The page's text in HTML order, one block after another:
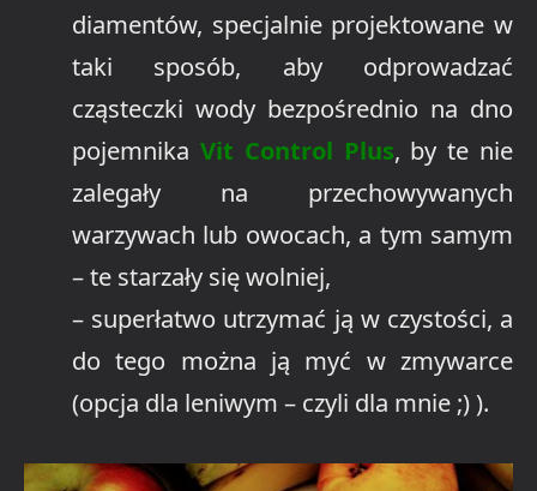
diamentów, specjalnie projektowane w
taki sposób, aby odprowadzać
cząsteczki wody bezpośrednio na dno
pojemnika Vit Control Plus, by te nie
zalegały na przechowywanych
warzywach lub owocach, a tym samym
– te starzały się wolniej,
– superłatwo utrzymać ją w czystości, a
do tego można ją myć w zmywarce
(opcja dla leniwym – czyli dla mnie ;) ).